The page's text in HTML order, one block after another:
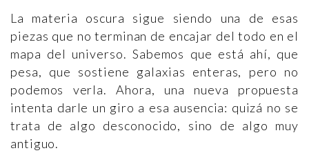
La materia oscura sigue siendo una de esas
piezas que no terminan de encajar del todo en el
mapa del universo. Sabemos que está ahí, que
pesa, que sostiene galaxias enteras, pero no
podemos verla. Ahora, una nueva propuesta
intenta darle un giro a esa ausencia: quizá no se
trata de algo desconocido, sino de algo muy
antiguo.